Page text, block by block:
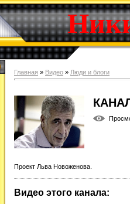
Главная » Видео » Люди и блоги
Проект Льва Новоженова.
Видео этого канала: